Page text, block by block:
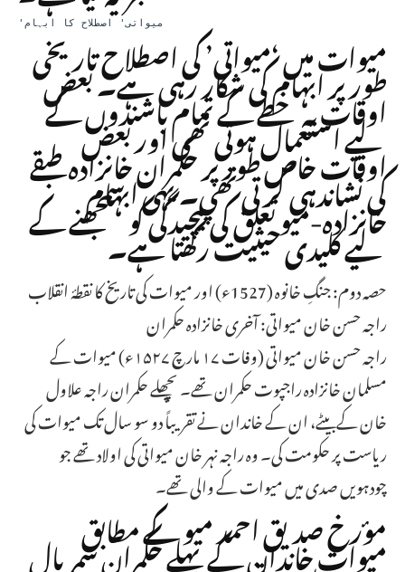
'میواتی' اصطلاح کا ابہام
میوات میں ‘میواتی’ کی اصطلاح تاریخی
طور پر ابہام کی شکار رہی ہے۔ بعض
اوقات یہ خطے کے تمام باشندوں کے
لیے استعمال ہوتی تھی اور بعض
اوقات خاص طور پر حکمران خانزادہ طبقے
کی نشاندہی کرتی تھی۔ یہی ابہام
خانزادہ-میو تعلق کی پیچیدگی کو سمجھنے کے
لیے کلیدی حیثیت رکھتا ہے۔
حصہ دوم: جنگِ خانوہ (1527ء) اور میوات کی تاریخ کا نقطۂ انقلاب
راجہ حسن خان میواتی: آخری خانزادہ حکمران
راجہ حسن خان میواتی (وفات ۱۷ مارچ ۱۵۲۷ء) میوات کے
مسلمان خانزادہ راجپوت حکمران تھے۔ پچھلے حکمران راجہ علاول
خان کے بیٹے، ان کے خاندان نے تقریباً دو سو سال تک میوات کی
ریاست پر حکومت کی۔ وہ راجہ نہر خان میواتی کی اولاد تھے جو
چودہویں صدی میں میوات کے والی تھے۔
مؤرخ صدیق احمد میو کے مطابق
میوات خاندان کے پہلے حکمران سمرپال